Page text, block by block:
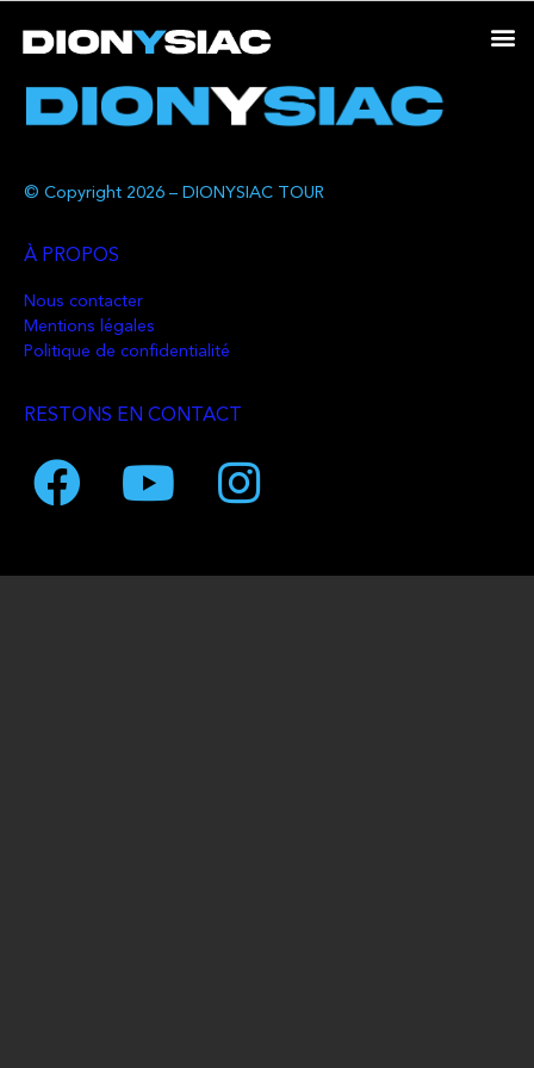
© Copyright 2026 – DIONYSIAC TOUR
À PROPOS
Nous contacter
Mentions légales
Politique de confidentialité
RESTONS EN CONTACT